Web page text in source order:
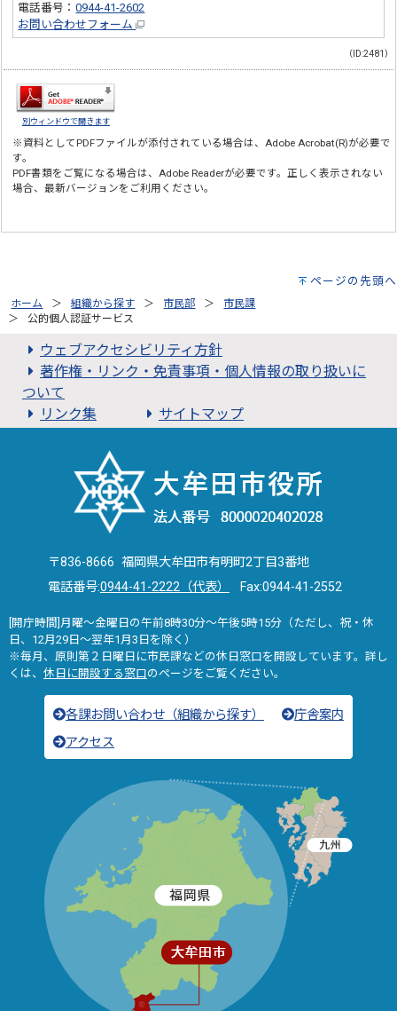
電話番号：0944-41-2602
お問い合わせフォーム
（ID:2481）
別ウィンドウで開きます
※資料としてPDFファイルが添付されている場合は、Adobe Acrobat(R)が必要で
す。
PDF書類をご覧になる場合は、Adobe Readerが必要です。正しく表示されない
場合、最新バージョンをご利用ください。
ページの先頭へ
ホーム 組織から探す 市民部
市民課
公的個人認証サービス
ウェブアクセシビリティ方針
著作権・リンク・免責事項・個人情報の取り扱いに
ついて
リンク集
サイトマップ
〒836-8666 福岡県大牟田市有明町2丁目3番地
電話番号:0944-41-2222（代表） Fax:0944-41-2552
[開庁時間]月曜～金曜日の午前8時30分～午後5時15分（ただし、祝・休
日、12月29日～翌年1月3日を除く）
※毎月、原則第２日曜日に市民課などの休日窓口を開設しています。詳し
くは、 休日に開設する窓口のページをご覧ください。
各課お問い合わせ（組織から探す）
庁舎案内
アクセス